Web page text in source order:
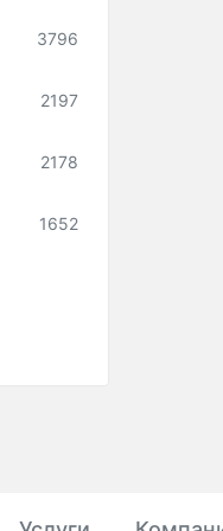
3796
2197
2178
1652